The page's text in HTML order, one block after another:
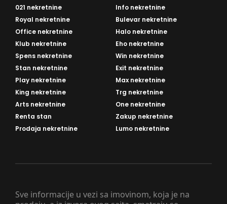
Sve informacije u vezi sa imovinom, koja je na
021 nekretnine
Info nekretnine
Royal nekretnine
Bulevar nekretnine
Office nekretnine
Halo nekretnine
Klub nekretnine
Eho nekretnine
Spens nekretnine
Win nekretnine
Stan nekretnine
Exit nekretnine
Play nekretnine
Max nekretnine
King nekretnine
Trg nekretnine
Arts nekretnine
One nekretnine
Renta stan
Zakup nekretnine
Prodaja nekretnine
Lumo nekretnine